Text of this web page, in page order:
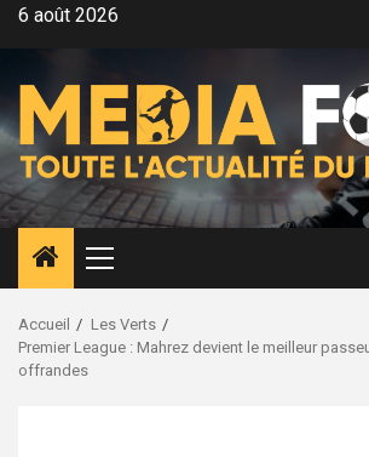
Aller6 août 2026
Menu
principal
Accueil
Les Verts
Premier League : Mahrez devient le meilleur
offrandes